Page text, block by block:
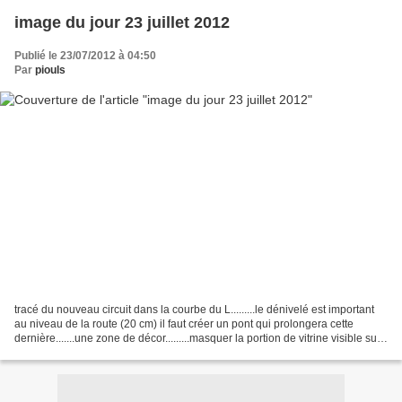
image du jour 23 juillet 2012
Publié le 23/07/2012 à 04:50
Par piouls
tracé du nouveau circuit dans la courbe du L.........le dénivelé est important
au niveau de la route (20 cm) il faut créer un pont qui prolongera cette
dernière.......une zone de décor.........masquer la portion de vitrine visible sur